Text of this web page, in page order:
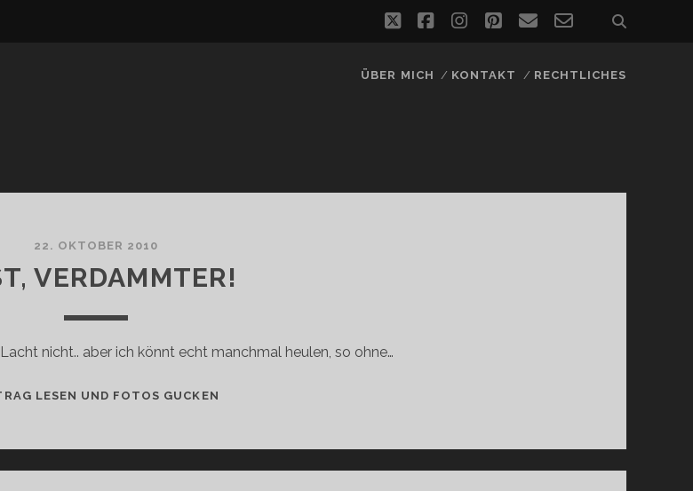
twitterfacebookinstagram
pinterest
emailemail-
ÜBER MICH KONTAKT RECHTLICHES
22. OKTOBER 2010
VERDAMMTER!
Lacht nicht.. aber ich könnt echt manchmal heulen, so ohne…
LESEN UND FOTOS GUCKEN